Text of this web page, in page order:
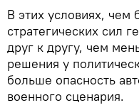
В этих условиях,
стратегических сил
друг к другу, чем
решения у
больше опасность
военного сценария.